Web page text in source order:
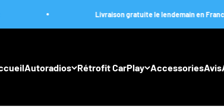
Livraison gratuite le lendemain en France
Autoradios Rétrofit CarPlay AccessoriesAvis